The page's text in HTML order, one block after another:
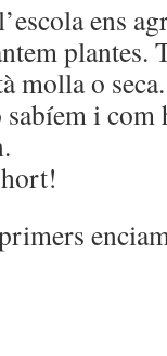
ens
plantes.
molla o
sabíem i